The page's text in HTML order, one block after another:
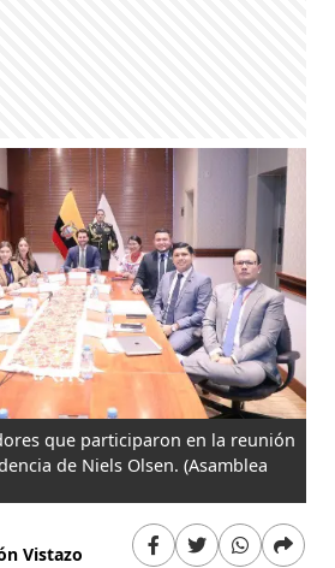
que participaron en la reunión
de Niels Olsen. (Asamblea
Vistazo